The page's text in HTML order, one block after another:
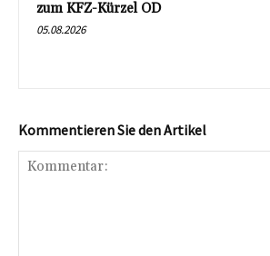
zum KFZ-Kürzel OD
05.08.2026
Kommentieren Sie den Artikel